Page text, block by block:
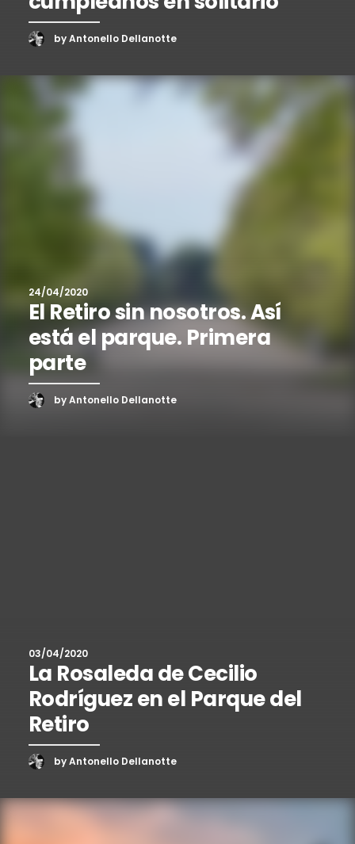
by Antonello Dellanotte
24/04/2020
El Retiro sin nosotros. Así
está el parque. Primera
parte
by Antonello Dellanotte
03/04/2020
La Rosaleda de Cecilio
Rodríguez en el Parque del
Retiro
by Antonello Dellanotte